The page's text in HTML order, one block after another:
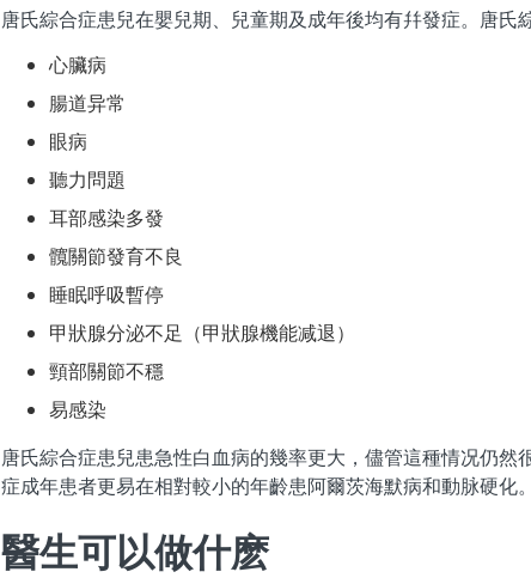
唐氏綜合症患兒在嬰兒期、兒童期及成年後均有幷發症。唐氏
心臟病
腸道异常
眼病
聽力問題
耳部感染多發
髖關節發育不良
睡眠呼吸暫停
甲狀腺分泌不足（甲狀腺機能减退）
頸部關節不穩
易感染
唐氏綜合症患兒患急性白血病的幾率更大，儘管這種情况仍
症成年患者更易在相對較小的年齡患阿爾茨海默病和動脉硬化。
醫生可以做什麽